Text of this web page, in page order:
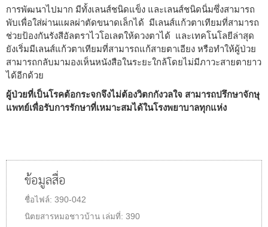
การพัฒนาไปมาก มีทั้งเลนส์ชนิดแข็ง และเลนส์ชนิดนิ่มซึ่งสามารถ
พับเพื่อใส่ผ่านแผลผ่าตัดขนาดเล็กได้ มีเลนส์แก้วตาเทียมที่สามารถ
ช่วยป้องกันรังสีอัลตราไวโอเลตให้ดวงตาได้ และเทคโนโลยีล่าสุด
ยังเริ่มมีเลนส์แก้วตาเทียมที่สามารถแก้สายตาเอียง หรือทำให้ผู้ป่วย
สามารถกลับมามองเห็นหนังสือในระยะใกล้โดยไม่มีภาวะสายตายาว
ได้อีกด้วย
ผู้ป่วยที่เป็นโรคต้อกระจกจึงไม่ต้องวิตกกังวลใจ สามารถปรึกษาจักษุ
แพทย์เพื่อรับการรักษาที่เหมาะสมได้ในโรงพยาบาลทุกแห่ง
ข้อมูลสื่อ
ชื่อไฟล์: 390-042
นิตยสารหมอชาวบ้าน เล่มที่: 390